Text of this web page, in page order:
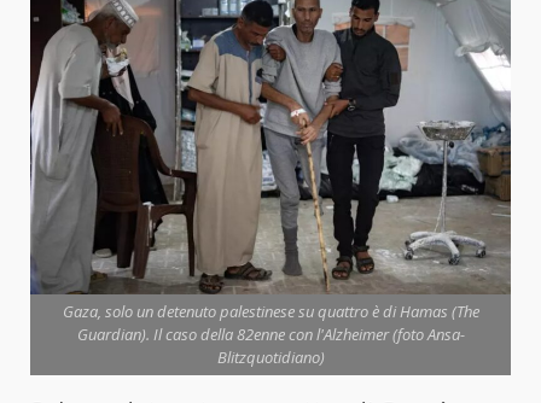
Gaza, solo un detenuto palestinese su quattro è di Hamas (The
Guardian). Il caso della 82enne con l'Alzheimer (foto Ansa-
Blitzquotidiano)